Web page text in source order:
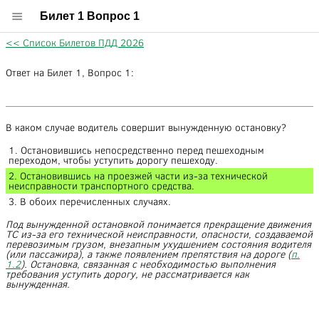
Билет 1 Вопрос 1
<< Список Билетов ПДД 2026
Ответ на Билет 1, Вопрос 1:
В каком случае водитель совершит вынужденную остановку?
1. Остановившись непосредственно перед пешеходным
переходом, чтобы уступить дорогу пешеходу.
2. Остановившись на проезжей части из-за технической
неисправности транспортного средства.
3. В обоих перечисленных случаях.
Под вынужденной остановкой понимается прекращение движения
ТС из-за его технической неисправности, опасности, создаваемой
перевозимым грузом, внезапным ухудшением состояния водителя
(или пассажира), а также появлением препятствия на дороге (п.
1.2). Остановка, связанная с необходимостью выполнения
требования уступить дорогу, не рассматривается как
вынужденная.